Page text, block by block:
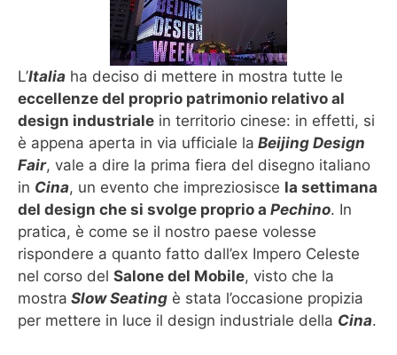
L’Italia ha deciso di mettere in mostra tutte le
eccellenze del proprio patrimonio relativo al
design industriale in territorio cinese: in effetti, si
è appena aperta in via ufficiale la Beijing Design
Fair, vale a dire la prima fiera del disegno italiano
in Cina, un evento che impreziosisce la settimana
del design che si svolge proprio a Pechino. In
pratica, è come se il nostro paese volesse
rispondere a quanto fatto dall’ex Impero Celeste
nel corso del Salone del Mobile, visto che la
mostra Slow Seating è stata l’occasione propizia
per mettere in luce il design industriale della Cina.